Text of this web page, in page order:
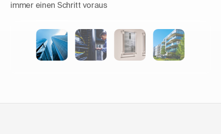
immer einen Schritt voraus
der Luxuswohntürme in Europa